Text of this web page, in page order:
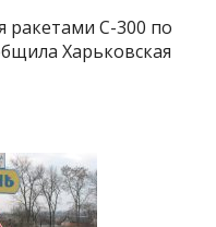
ракетами С-300 по
Харьковская